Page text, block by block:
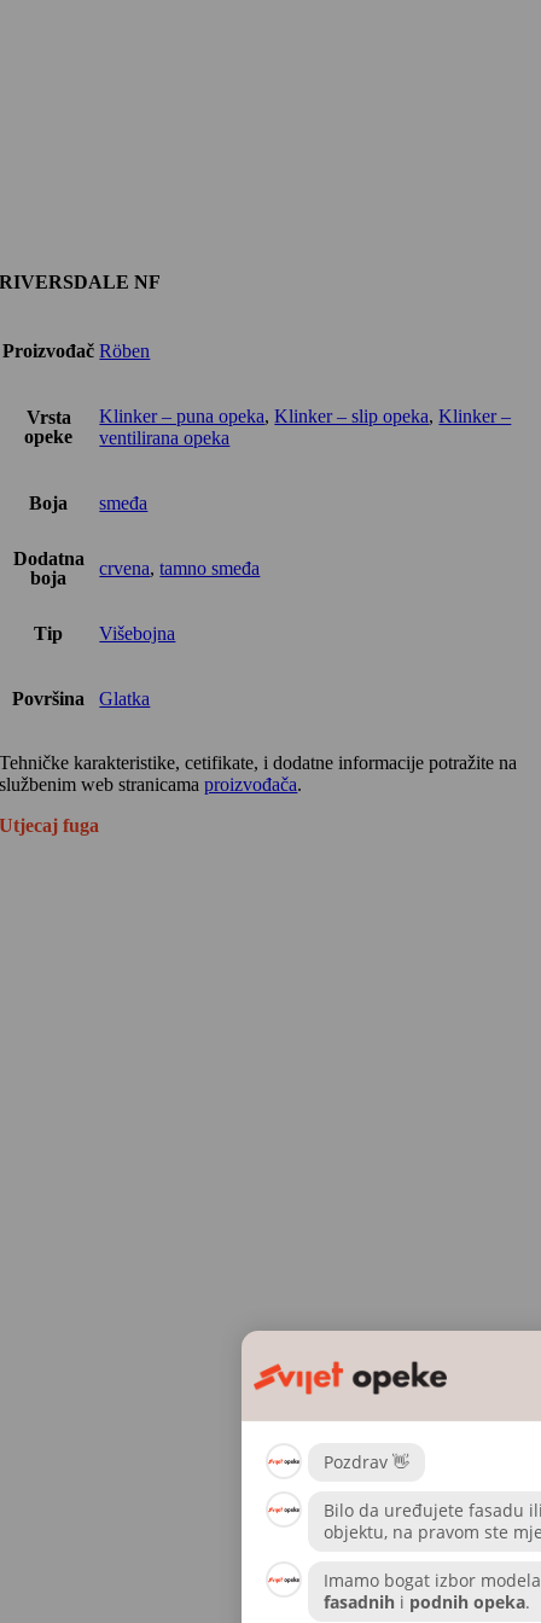
RIVERSDALE NF
Proizvođač Röben
Vrsta
opeke
Klinker – puna opeka,Klinker – slip opeka,Klinker –
ventilirana opeka
Boja smeđa
Dodatna
boja
crvena,tamno smeđa
Tip Višebojna
Površina Glatka
Tehničke karakteristike, cetifikate, i dodatne informacije potražite na
službenim web stranicamaproizvođača.
Utjecaj fuga